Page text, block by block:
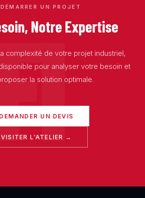
UN PROJET
Notre Expertise
complexité de votre projet industriel,
pour analyser votre besoin et
la solution optimale.
DEMANDER UN DEVIS
VISITER L'ATELIER →